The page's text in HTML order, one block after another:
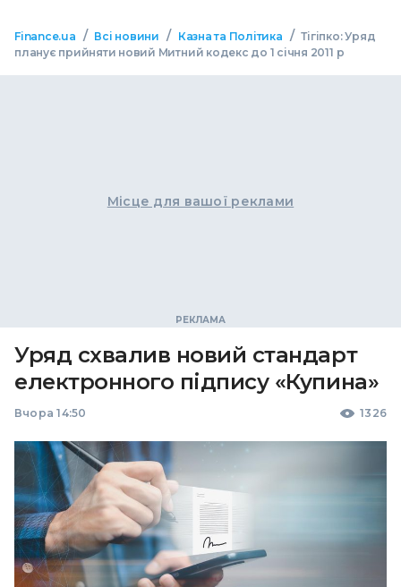
Finance.ua / Всі новини / Казна та Політика / Тігіпко: Уряд
планує прийняти новий Митний кодекс до 1 січня 2011 р
Місце для вашої реклами
Уряд схвалив новий стандарт
електронного підпису «Купина»
Вчора 14:50 1326